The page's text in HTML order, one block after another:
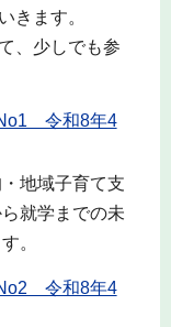
きます。
、少しでも参
令和8年4
地域子育て支
就学までの未
。
令和8年4